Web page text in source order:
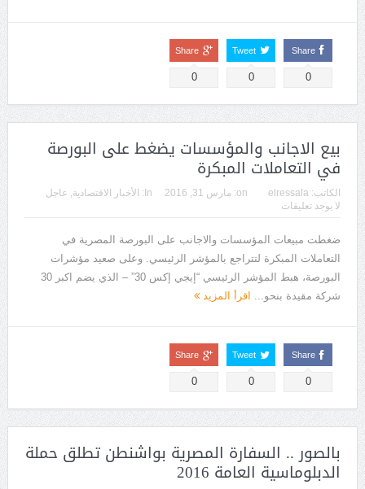
Share
0
Tweet
0
Share
0
بيع الاجانب والمؤسسات يضغط على البورصة
في التعاملات المبكرة
الكاتب: elressala
on: مارس 31, 2016 In: الأخبار الاقتصادية, عاجل
لا يوجد تعليقات
ضغطت مبيعات المؤسسات والاجانب على البورصة المصرية في
التعاملات المبكرة لتتراجع بالمؤشر الرئيسي. وعلى صعيد مؤشرات
البورصة، هبط المؤشر الرئيسي “إيجي إكس 30” – الذي يضم اكبر 30
شركة مقيدة بنحو... اقرأ المزيد
Share
0
Tweet
0
Share
0
بالصور .. السفارة المصرية بواشنطن تطلق حملة
الدبلوماسية العامة 2016